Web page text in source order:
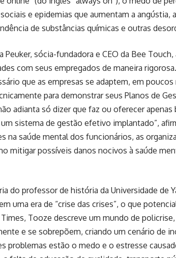
e epidemias que aumentam a angústia,
de substâncias químicas e outras
Peuker, sócia-fundadora e CEO da Bee
com seus empregados de maneira
que as empresas se adaptem, em
para demonstrar seus Planos de
adianta só dizer que faz ou oferecer
sistema de gestão efetivo implantado”,
na saúde mental dos funcionários, as
mitigar possíveis danos nocivos à saúde
do professor de história da Universidade de
uma era de “crise das crises”, o que
Tooze descreve um mundo de
e se sobrepõem, criando um cenário de
problemas estão o medo e o estresse